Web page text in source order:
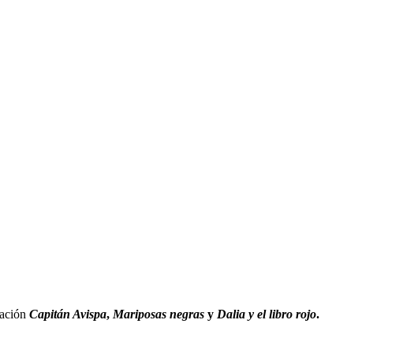
Capitán Avispa,Mariposas negras y Dalia y el libro rojo.